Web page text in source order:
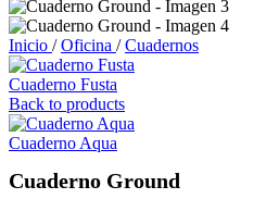
Inicio / Oficina / Cuadernos
Cuaderno Fusta
Back to products
Cuaderno Aqua
Cuaderno Ground